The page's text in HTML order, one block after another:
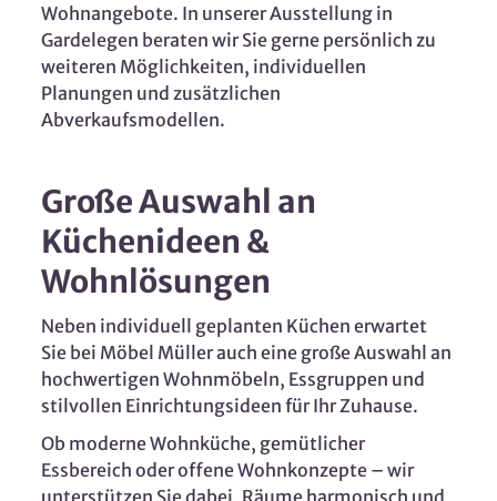
Wohnangebote. In unserer Ausstellung in
Gardelegen beraten wir Sie gerne persönlich zu
weiteren Möglichkeiten, individuellen
Planungen und zusätzlichen
Abverkaufsmodellen.
Große Auswahl an
Küchenideen &
Wohnlösungen
Neben individuell geplanten Küchen erwartet
Sie bei Möbel Müller auch eine große Auswahl an
hochwertigen Wohnmöbeln, Essgruppen und
stilvollen Einrichtungsideen für Ihr Zuhause.
Ob moderne Wohnküche, gemütlicher
Essbereich oder offene Wohnkonzepte – wir